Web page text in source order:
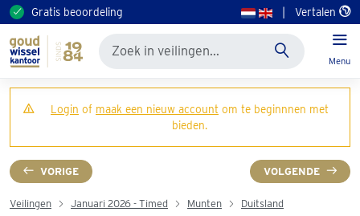
Gratis beoordeling Vertalen
Menu
Login of maak een nieuw account om te beginnnen met
bieden.
VORIGE VOLGENDE
Veilingen Januari 2026 - Timed Munten Duitsland